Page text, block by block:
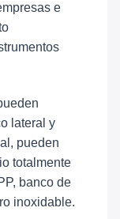
e
lateral y
pueden
totalmente
banco de
inoxidable.